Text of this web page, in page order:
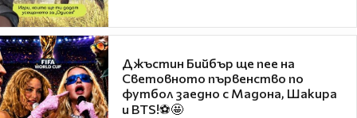
Джъстин Бийбър ще пее на
Световното първенство по
футбол заедно с Мадона, Шакира
и BTS!⚽🤩